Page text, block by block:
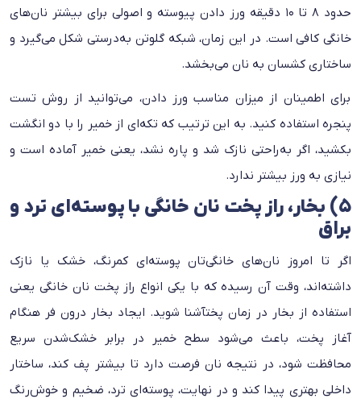
حدود ۸ تا ۱۰ دقیقه ورز دادن پیوسته و اصولی برای بیشتر نان‌های
خانگی کافی است. در این زمان، شبکه گلوتن به‌درستی شکل می‌گیرد و
ساختاری کشسان به نان می‌بخشد.
برای اطمینان از میزان مناسب ورز دادن، می‌توانید از روش تست
پنجره استفاده کنید. به این ترتیب که تکه‌ای از خمیر را با دو انگشت
بکشید، اگر به‌راحتی نازک شد و پاره نشد، یعنی خمیر آماده است و
نیازی به ورز بیشتر ندارد.
۵) بخار، راز پخت نان خانگی با پوسته‌ای ترد و
براق
اگر تا امروز نان‌های خانگی‌تان پوسته‌ای کمرنگ، خشک یا نازک
داشته‌اند، وقت آن رسیده که با یکی انواع راز پخت نان خانگی یعنی
استفاده از بخار در زمان پختآشنا شوید. ایجاد بخار درون فر هنگام
آغاز پخت، باعث می‌شود سطح خمیر در برابر خشک‌شدن سریع
محافظت شود، در نتیجه نان فرصت دارد تا بیشتر پف کند، ساختار
داخلی بهتری پیدا کند و در نهایت، پوسته‌ای ترد، ضخیم و خوش‌رنگ